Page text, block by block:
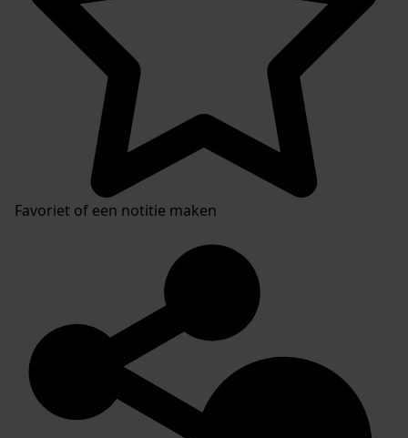
Favoriet of een notitie maken